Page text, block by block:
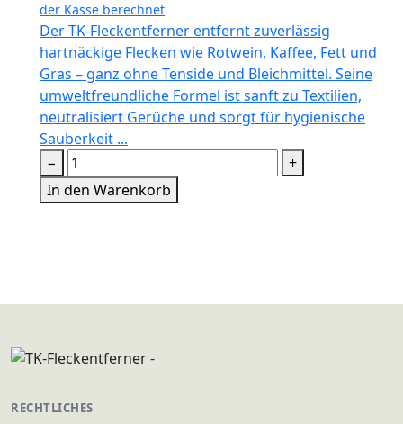
der Kasse berechnet
Der TK-Fleckentferner entfernt zuverlässig
hartnäckige Flecken wie Rotwein, Kaffee, Fett und
Gras – ganz ohne Tenside und Bleichmittel. Seine
umweltfreundliche Formel ist sanft zu Textilien,
neutralisiert Gerüche und sorgt für hygienische
Sauberkeit ...
−
+
In den Warenkorb
RECHTLICHES